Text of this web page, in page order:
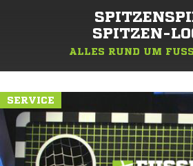
SPITZEN-
ALLES RUND UM
SERVICE